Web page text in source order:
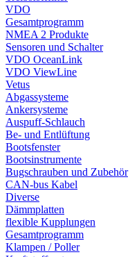
VDO
Gesamtprogramm
NMEA 2 Produkte
Sensoren und Schalter
VDO OceanLink
VDO ViewLine
Vetus
Abgassysteme
Ankersysteme
Auspuff-Schlauch
Be- und Entlüftung
Bootsfenster
Bootsinstrumente
Bugschrauben und Zubehör
CAN-bus Kabel
Diverse
Dämmplatten
flexible Kupplungen
Gesamtprogramm
Klampen / Poller